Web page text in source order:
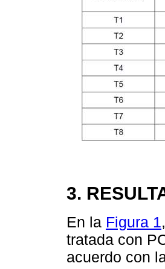
3.
En la Figura 1
tratada con
acuerdo con